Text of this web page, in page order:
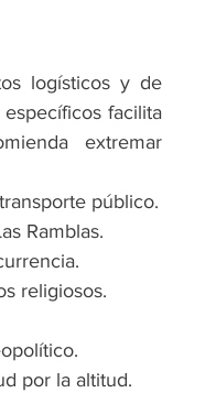
logísticos y de
facilita
extremar
público.
Ramblas.
religiosos.
por la altitud.